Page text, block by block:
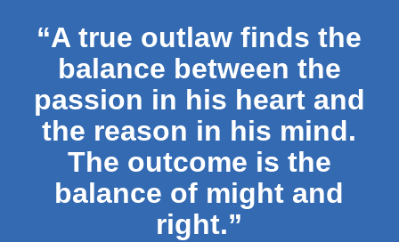
“A true outlaw finds the
balance between the
passion in his heart and
the reason in his mind.
The outcome is the
balance of might and
right.”